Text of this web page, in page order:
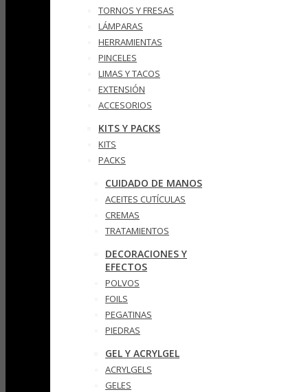
TORNOS Y FRESAS
LÁMPARAS
HERRAMIENTAS
PINCELES
LIMAS Y TACOS
EXTENSIÓN
ACCESORIOS
KITS Y PACKS
KITS
PACKS
CUIDADO DE MANOS
ACEITES CUTÍCULAS
CREMAS
TRATAMIENTOS
DECORACIONES Y
EFECTOS
POLVOS
FOILS
PEGATINAS
PIEDRAS
GEL Y ACRYLGEL
ACRYLGELS
GELES